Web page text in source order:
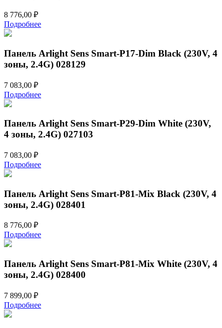
8 776,00 ₽
Подробнее
Панель Arlight Sens Smart-P17-Dim Black (230V, 4
зоны, 2.4G) 028129
7 083,00 ₽
Подробнее
Панель Arlight Sens Smart-P29-Dim White (230V,
4 зоны, 2.4G) 027103
7 083,00 ₽
Подробнее
Панель Arlight Sens Smart-P81-Mix Black (230V, 4
зоны, 2.4G) 028401
8 776,00 ₽
Подробнее
Панель Arlight Sens Smart-P81-Mix White (230V, 4
зоны, 2.4G) 028400
7 899,00 ₽
Подробнее